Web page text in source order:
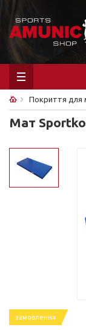
Покриття для
Мат
замовлення